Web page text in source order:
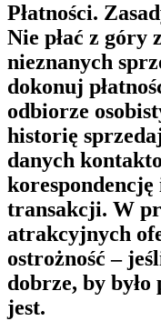
Płatności.
Nie płać z góry
nieznanych
dokonuj
odbiorze
historię
danych
transakcji. W
atrakcyjnych
ostrożność –
dobrze, by
jest.